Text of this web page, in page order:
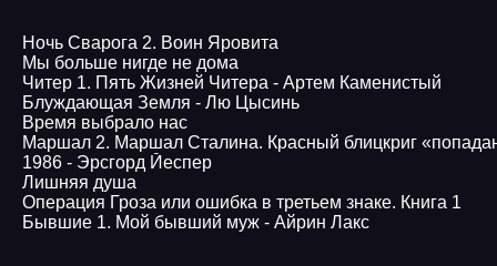
Ночь Сварога 2. Воин Яровита
Мы больше нигде не дома
Читер 1. Пять Жизней Читера - Артем Каменистый
Блуждающая Земля - Лю Цысинь
Время выбрало нас
Маршал 2. Маршал Сталина. Красный блицкриг
1986 - Эрсгорд Йеспер
Лишняя душа
Операция Гроза или ошибка в третьем знаке. Книга 1
Бывшие 1. Мой бывший муж - Айрин Лакс